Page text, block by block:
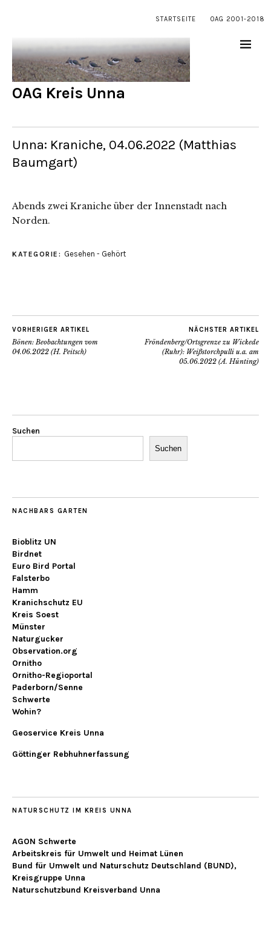
STARTSEITE OAG 2001-2018
OAG Kreis Unna
Unna: Kraniche, 04.06.2022 (Matthias
Baumgart)
Abends zwei Kraniche über der Innenstadt nach
Norden.
KATEGORIE: Gesehen - Gehört
VORHERIGER ARTIKEL
Bönen: Beobachtungen vom
04.06.2022 (H. Peitsch)
NÄCHSTER ARTIKEL
Fröndenberg/Ortsgrenze zu Wickede
(Ruhr): Weißstorchpulli u.a. am
05.06.2022 (A. Hünting)
Suchen
Suchen
NACHBARS GARTEN
Bioblitz UN
Birdnet
Euro Bird Portal
Falsterbo
Hamm
Kranichschutz EU
Kreis Soest
Münster
Naturgucker
Observation.org
Ornitho
Ornitho-Regioportal
Paderborn/Senne
Schwerte
Wohin?
Geoservice Kreis Unna
Göttinger Rebhuhnerfassung
NATURSCHUTZ IM KREIS UNNA
AGON Schwerte
Arbeitskreis für Umwelt und Heimat Lünen
Bund für Umwelt und Naturschutz Deutschland (BUND),
Kreisgruppe Unna
Naturschutzbund Kreisverband Unna